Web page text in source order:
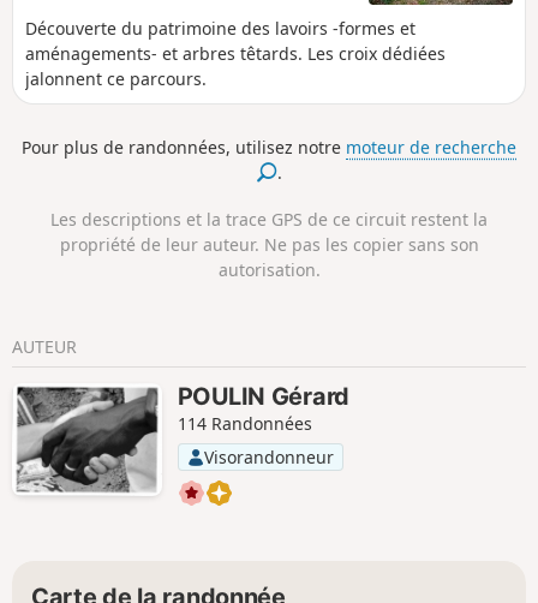
Découverte du patrimoine des lavoirs -formes et
aménagements- et arbres têtards. Les croix dédiées
jalonnent ce parcours.
Pour plus de randonnées, utilisez notre moteur de recherche
.
Les descriptions et la trace GPS de ce circuit restent la
propriété de leur auteur. Ne pas les copier sans son
autorisation.
AUTEUR
POULIN Gérard
114 Randonnées
Visorandonneur
Carte de la randonnée